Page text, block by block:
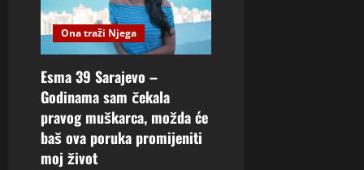
Ona traži Njega
Esma 39 Sarajevo –
Godinama sam čekala
pravog muškarca, možda će
baš ova poruka promijeniti
moj život